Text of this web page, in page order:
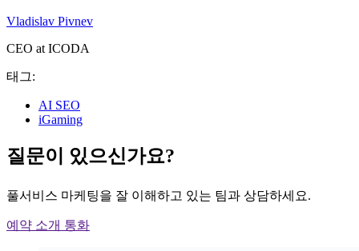
Vladislav Pivnev
CEO at ICODA
태그:
AI SEO
iGaming
질문이 있으신가요?
풀서비스 마케팅을 잘 이해하고 있는 팀과 상담하세요.
예약 소개 통화